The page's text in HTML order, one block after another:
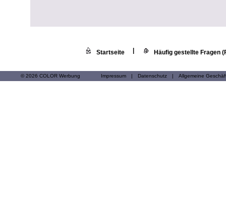
Startseite Häufig gestellte Fragen
© 2026 COLOR Werbung Impressum | Datenschutz | Allgemeine